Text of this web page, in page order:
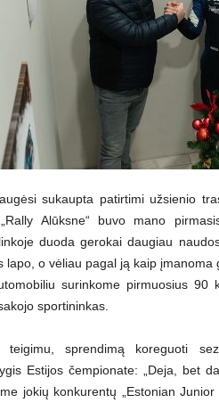
sukaupta patirtimi užsienio
Alūksne“ buvo mano
duoda gerokai daugiau
lapo, o vėliau pagal ją kaip
surinkome pirmuosius 90
sportininkas.
teigimu, sprendimą koreguoti
Estijos čempionate: „Deja, bet
jokių konkurentų „Estonian